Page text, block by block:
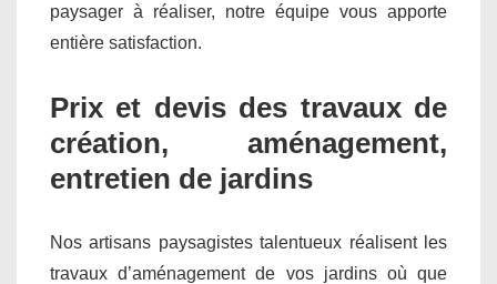
paysager à réaliser, notre équipe vous apporte
entière satisfaction.
Prix et devis des travaux de
création, aménagement,
entretien de jardins
Nos artisans paysagistes talentueux réalisent les
travaux d’aménagement de vos jardins où que